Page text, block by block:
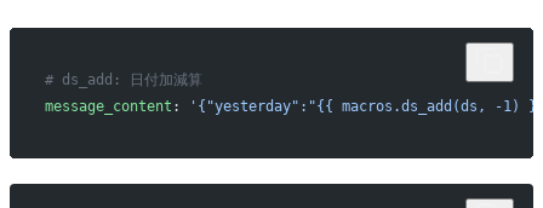
# ds_add: 日付加減算
message_content : '{"yesterday":"{{ macros.ds_add(ds, -1)